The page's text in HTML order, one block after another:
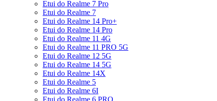
Etui do Realme 7 Pro
Etui do Realme 7
Etui do Realme 14 Pro+
Etui do Realme 14 Pro
Etui do Realme 11 4G
Etui do Realme 11 PRO 5G
Etui do Realme 12 5G
Etui do Realme 14 5G
Etui do Realme 14X
Etui do Realme 5
Etui do Realme 6I
Etui do Realme 6 PRO